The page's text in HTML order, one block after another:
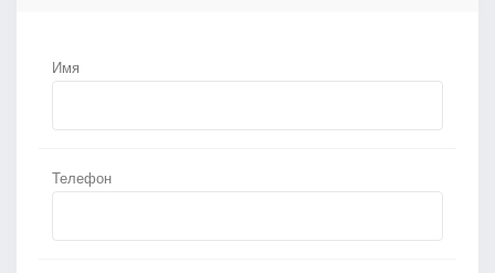
Имя
Телефон